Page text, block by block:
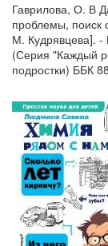
Гаврилова, О. В
проблемы, поиск
М. Кудрявцева]. -
(Серия "Каждый
подростки) ББК